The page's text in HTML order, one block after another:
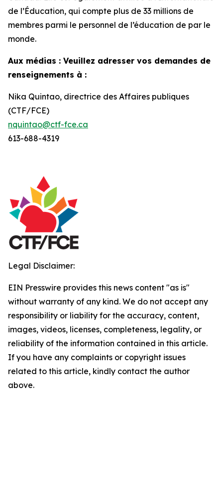
de l’Éducation, qui compte plus de 33 millions de
membres parmi le personnel de l’éducation de par le
monde.
Aux médias : Veuillez adresser vos demandes de
renseignements à :
Nika Quintao, directrice des Affaires publiques
(CTF/FCE)
nquintao@ctf-fce.ca
613-688-4319
Legal Disclaimer:
EIN Presswire provides this news content "as is"
without warranty of any kind. We do not accept any
responsibility or liability for the accuracy, content,
images, videos, licenses, completeness, legality, or
reliability of the information contained in this article.
If you have any complaints or copyright issues
related to this article, kindly contact the author
above.